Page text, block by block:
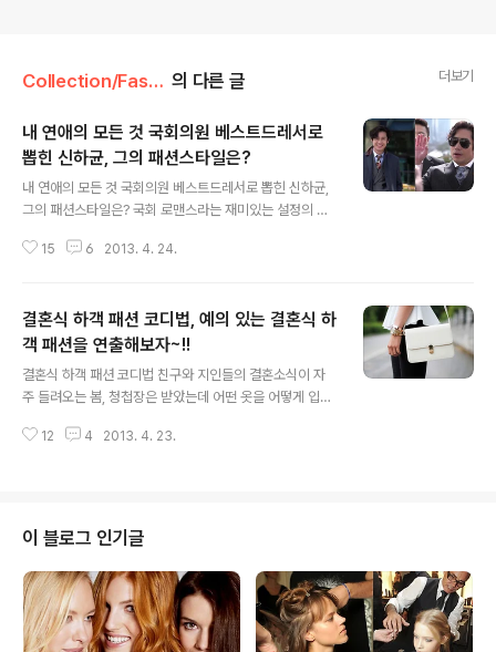
Collection/Fashion 의 다른 글 더보기
내 연애의 모든 것 국회의원 베스트드레서로
뽑힌 신하균, 그의 패션스타일은?
내 연애의 모든 것 국회의원 베스트드레서로 뽑힌 신하균,
그의 패션스타일은? 국회 로맨스라는 재미있는 설정의 내
근 베스트 드레서 국회의원 1위에 선정되어 화제입니다. 내
일링을 선보이고 있는데요. 신하균 패션스타일은 스카프와
가방, 화려한 패턴의 넥타이 등 악세서리를 활용해 더욱 섬
세함이 느껴진다는 것이 특징이랍니다. 신하균 패션스타일
을 보시면 클래식한 수트에 액세서리를 많이 활용하는 것
을 보실 수 있습니다. 신하균은 정치계와는 어울리지 않을
법한 다소 컬러풀한 스카프를 수트와 함께 매치하거나 수
15 6 2013. 4. 24.
결혼식 하객 패션 코디법, 예의 있는 결혼식 하
객 패션을 연출해보자~!!
결혼식 하객 패션 코디법 친구와 지인들의 결혼소식이 자
주 들려오는 봄, 청첩장은 받았는데 어떤 옷을 어떻게 입고
면 안되고, 또 아무렇게나 하고 가면 예의가 아닌 어려운 결
각. 아시다시피 결혼식의 주인공인 신랑, 신부보다 더 화려
해 보이는 코디는 자칫 예의에 어긋나 보일 수 있으니 주의
해주시는 게 좋아요. 하지만 그렇다고 결혼식에 평소와 같
이 무난한 차림으로 갈 수는 없겠죠? 따라서 시간, 장소, 상
황에 맞는 단정하면서도 감각적인 패션을 완성하는 것이
중요합니다. 블랙&화이트에 포인..
12 4 2013. 4. 23.
이 블로그 인기글